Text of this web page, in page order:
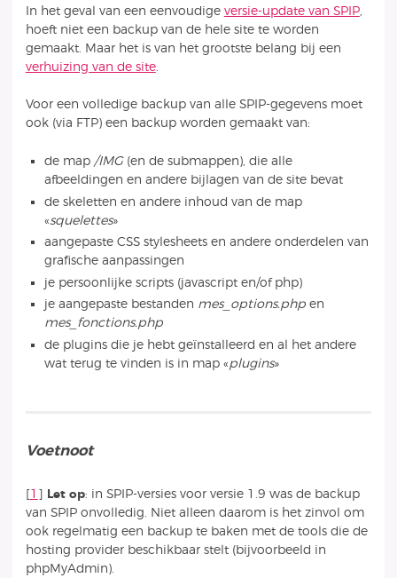
In het geval van een eenvoudige versie-update van SPIP,
hoeft niet een backup van de hele site te worden
gemaakt. Maar het is van het grootste belang bij een
verhuizing van de site.
Voor een volledige backup van alle SPIP-gegevens moet
ook (via FTP) een backup worden gemaakt van:
de map/IMG(en de submappen), die alle
afbeeldingen en andere bijlagen van de site bevat
de skeletten en andere inhoud van de map
«squelettes»
aangepaste CSS stylesheets en andere onderdelen van
grafische aanpassingen
je persoonlijke scripts (javascript en/of php)
je aangepaste bestanden mes_options.php en
mes_fonctions.php
de plugins die je hebt geïnstalleerd en al het andere
wat terug te vinden is in map «plugins»
Voetnoot
[1 ] Let op: in SPIP-versies voor versie 1.9 was de backup
van SPIP onvolledig. Niet alleen daarom is het zinvol om
ook regelmatig een backup te baken met de tools die de
hosting provider beschikbaar stelt (bijvoorbeeld in
phpMyAdmin).